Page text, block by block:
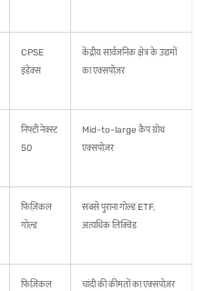
CPSE
इंडेक्स
केंद्रीय सार्वजनिक क्षेत्र के उद्यमों
का एक्सपोज़र
निफ्टी नेक्स्ट
50
Mid-to-large कैप ग्रोथ
एक्सपोज़र
फिज़िकल
गोल्ड
सबसे पुराना गोल्ड ETF,
अत्यधिक लिक्विड
फिज़िकल
चांदी की कीमतों का एक्सपोज़र